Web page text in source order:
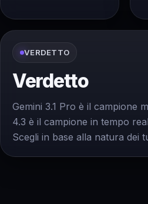
VERDETTO
Verdetto
Gemini 3.1 Pro è il campione
4.3 è il campione in tempo
Scegli in base alla natura dei